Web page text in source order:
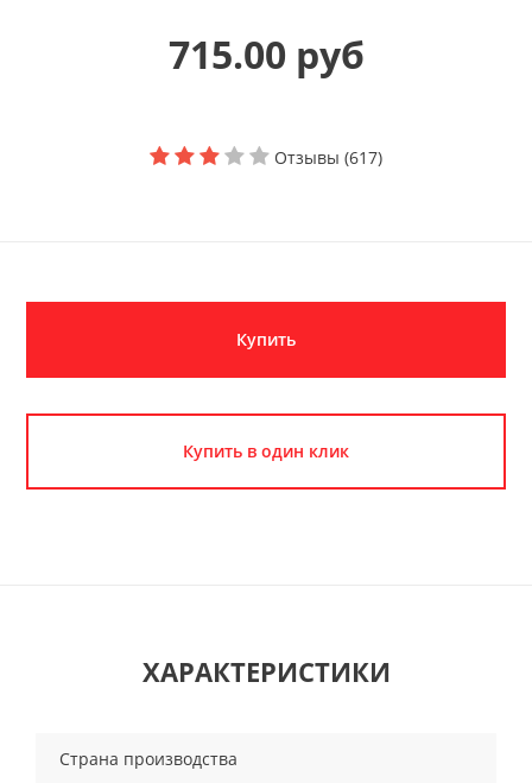
715.00 руб
Отзывы (617)
Купить
Купить в один клик
ХАРАКТЕРИСТИКИ
Страна производства